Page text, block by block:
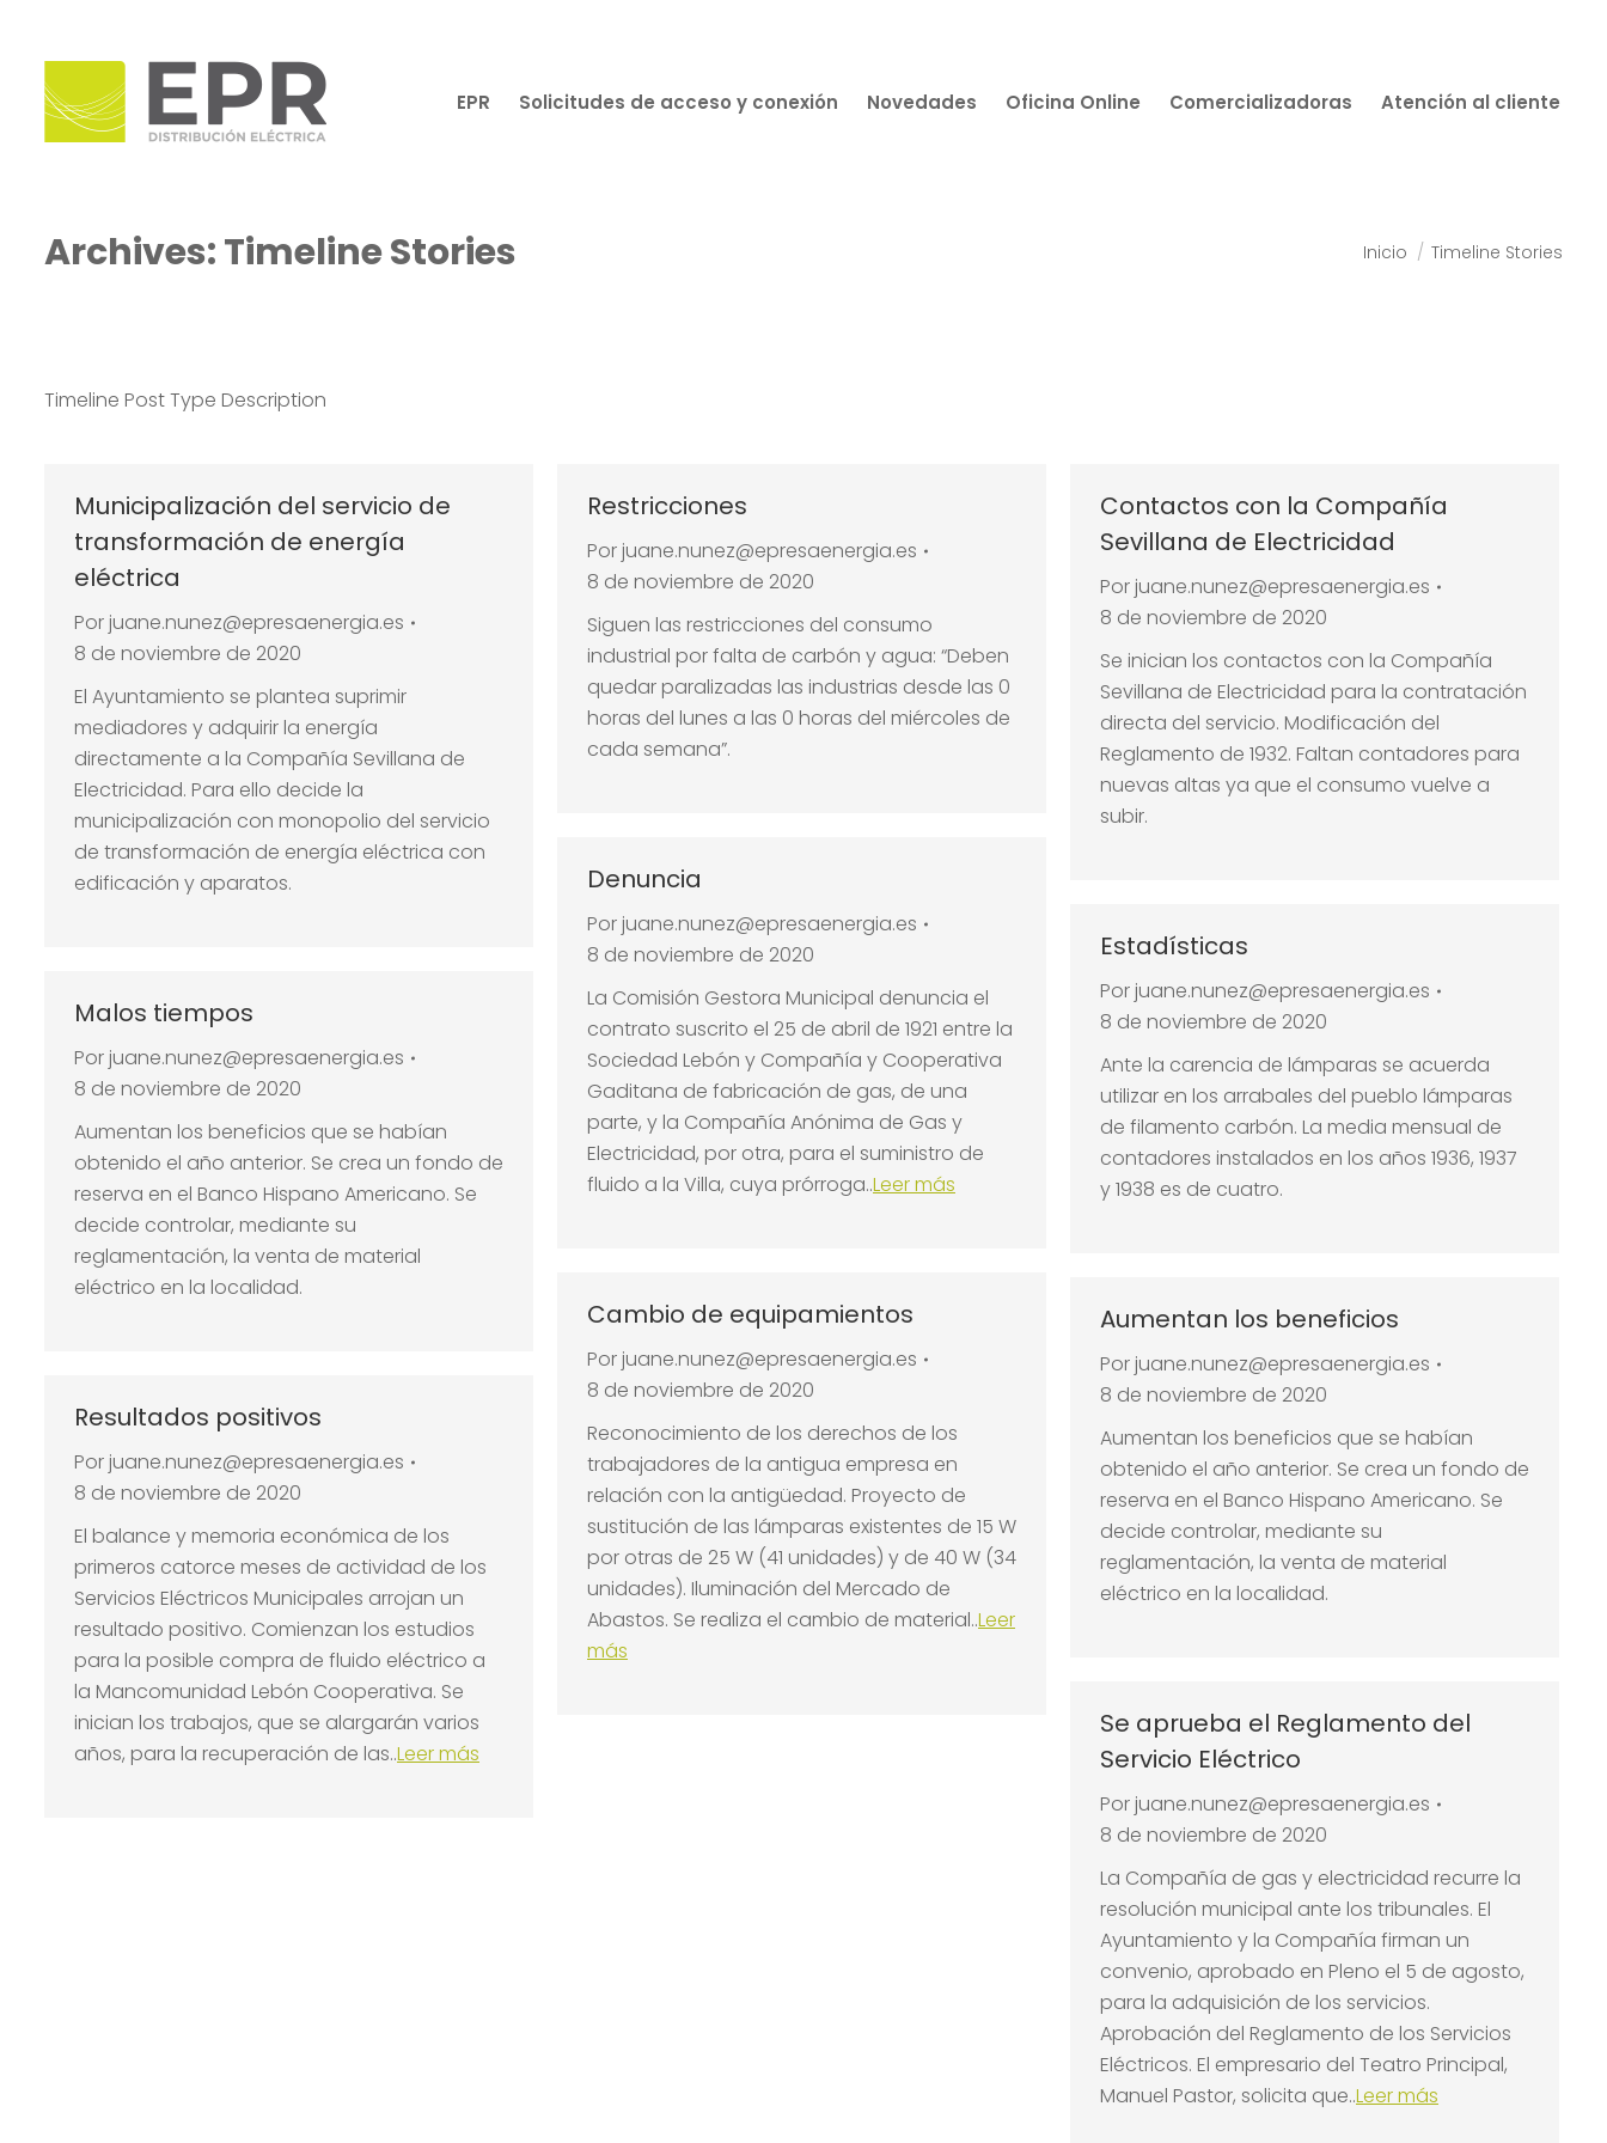
EPR Solicitudes de acceso y conexión Novedades Oficina Online Comercializadoras Atención al cliente
Archives:Timeline Stories Estás aquí:
Inicio Timeline Stories
Timeline Post Type Description
Municipalización del servicio de
transformación de energía
eléctrica
Por juane.nunez@epresaenergia.es
8 de noviembre de 2020
El Ayuntamiento se plantea suprimir
mediadores y adquirir la energía
directamente a la Compañía Sevillana de
Electricidad. Para ello decide la
municipalización con monopolio del servicio
de transformación de energía eléctrica con
edificación y aparatos.
Restricciones
Por juane.nunez@epresaenergia.es
8 de noviembre de 2020
Siguen las restricciones del consumo
industrial por falta de carbón y agua: “Deben
quedar paralizadas las industrias desde las 0
horas del lunes a las 0 horas del miércoles de
cada semana”.
Contactos con la Compañía
Sevillana de Electricidad
Por juane.nunez@epresaenergia.es
8 de noviembre de 2020
Se inician los contactos con la Compañía
Sevillana de Electricidad para la contratación
directa del servicio. Modificación del
Reglamento de 1932. Faltan contadores para
nuevas altas ya que el consumo vuelve a
subir.
Denuncia
Por juane.nunez@epresaenergia.es
8 de noviembre de 2020
La Comisión Gestora Municipal denuncia el
contrato suscrito el 25 de abril de 1921 entre la
Sociedad Lebón y Compañía y Cooperativa
Gaditana de fabricación de gas, de una
parte, y la Compañía Anónima de Gas y
Electricidad, por otra, para el suministro de
fluido a la Villa, cuya prórroga..Leer más
Estadísticas
Por juane.nunez@epresaenergia.es
8 de noviembre de 2020
Ante la carencia de lámparas se acuerda
utilizar en los arrabales del pueblo lámparas
de filamento carbón. La media mensual de
contadores instalados en los años 1936, 1937
y 1938 es de cuatro.
Malos tiempos
Por juane.nunez@epresaenergia.es
8 de noviembre de 2020
Aumentan los beneficios que se habían
obtenido el año anterior. Se crea un fondo de
reserva en el Banco Hispano Americano. Se
decide controlar, mediante su
reglamentación, la venta de material
eléctrico en la localidad.
Cambio de equipamientos
Por juane.nunez@epresaenergia.es
8 de noviembre de 2020
Reconocimiento de los derechos de los
trabajadores de la antigua empresa en
relación con la antigüedad. Proyecto de
sustitución de las lámparas existentes de 15 W
por otras de 25 W (41 unidades) y de 40 W (34
unidades). Iluminación del Mercado de
Abastos. Se realiza el cambio de material..Leer
más
Aumentan los beneficios
Por juane.nunez@epresaenergia.es
8 de noviembre de 2020
Aumentan los beneficios que se habían
obtenido el año anterior. Se crea un fondo de
reserva en el Banco Hispano Americano. Se
decide controlar, mediante su
reglamentación, la venta de material
eléctrico en la localidad.
Resultados positivos
Por juane.nunez@epresaenergia.es
8 de noviembre de 2020
El balance y memoria económica de los
primeros catorce meses de actividad de los
Servicios Eléctricos Municipales arrojan un
resultado positivo. Comienzan los estudios
para la posible compra de fluido eléctrico a
la Mancomunidad Lebón Cooperativa. Se
inician los trabajos, que se alargarán varios
años, para la recuperación de las..Leer más
Se aprueba el Reglamento del
Servicio Eléctrico
Por juane.nunez@epresaenergia.es
8 de noviembre de 2020
La Compañía de gas y electricidad recurre la
resolución municipal ante los tribunales. El
Ayuntamiento y la Compañía firman un
convenio, aprobado en Pleno el 5 de agosto,
para la adquisición de los servicios.
Aprobación del Reglamento de los Servicios
Eléctricos. El empresario del Teatro Principal,
Manuel Pastor, solicita que..Leer más